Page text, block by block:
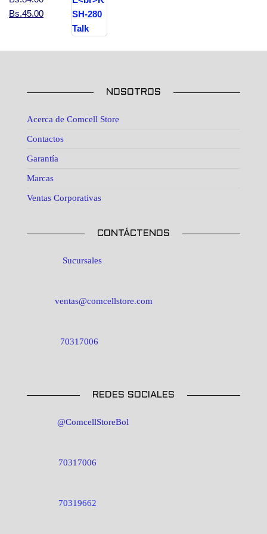
El precio original era: Bs.84.00.
Bs.45.00El precio actual es: Bs.45.00.
NOSOTROS
Acerca de Comcell Store
Contactos
Garantía
Marcas
Ventas Corporativas
CONTÁCTENOS
Sucursales
ventas@comcellstore.com
70317006
REDES SOCIALES
@ComcellStoreBol
70317006
70319662